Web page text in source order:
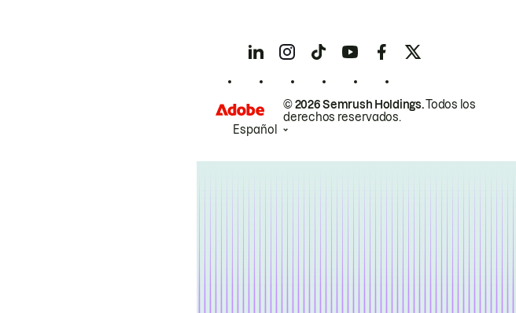
© 2026 Semrush Holdings.Todos los
derechos reservados.
Español